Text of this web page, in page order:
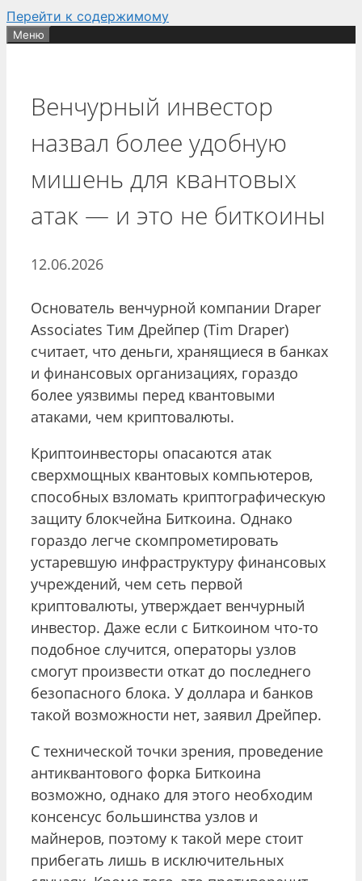
Перейти к содержимому
Меню
Венчурный инвестор
назвал более удобную
мишень для квантовых
атак — и это не биткоины
12.06.2026
Основатель венчурной компании Draper
Associates Тим Дрейпер (Tim Draper)
считает, что деньги, хранящиеся в банках
и финансовых организациях, гораздо
более уязвимы перед квантовыми
атаками, чем криптовалюты.
Криптоинвесторы опасаются атак
сверхмощных квантовых компьютеров,
способных взломать криптографическую
защиту блокчейна Биткоина. Однако
гораздо легче скомпрометировать
устаревшую инфраструктуру финансовых
учреждений, чем сеть первой
криптовалюты, утверждает венчурный
инвестор. Даже если с Биткоином что-то
подобное случится, операторы узлов
смогут произвести откат до последнего
безопасного блока. У доллара и банков
такой возможности нет, заявил Дрейпер.
С технической точки зрения, проведение
антиквантового форка Биткоина
возможно, однако для этого необходим
консенсус большинства узлов и
майнеров, поэтому к такой мере стоит
прибегать лишь в исключительных